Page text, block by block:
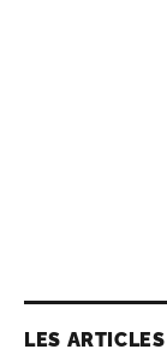
LES